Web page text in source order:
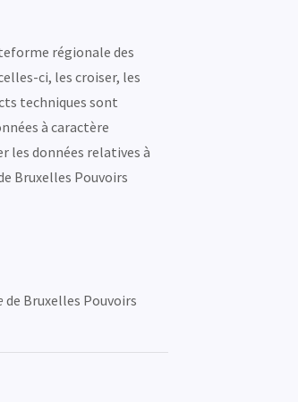
régionale des
ci, les croiser, les
techniques sont
à caractère
les données relatives à
Bruxelles Pouvoirs
de Bruxelles Pouvoirs